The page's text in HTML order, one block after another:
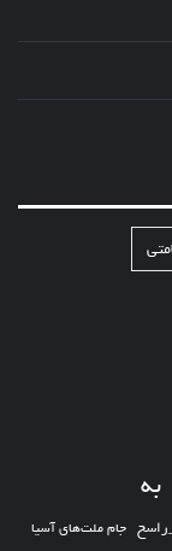
به
جام ملت‌های آسیا